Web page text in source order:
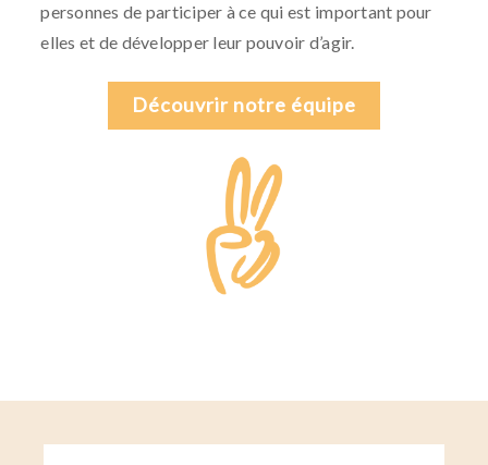
personnes de participer à ce qui est important pour
elles et de développer leur pouvoir d’agir.
Découvrir notre équipe